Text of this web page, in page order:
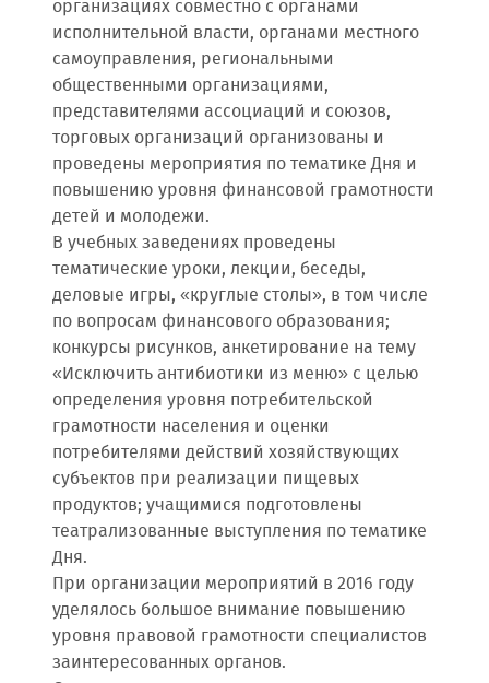
организациях совместно с органами
исполнительной власти, органами местного
самоуправления, региональными
общественными организациями,
представителями ассоциаций и союзов,
торговых организаций организованы и
проведены мероприятия по тематике Дня и
повышению уровня финансовой грамотности
детей и молодежи.
В учебных заведениях проведены
тематические уроки, лекции, беседы,
деловые игры, «круглые столы», в том числе
по вопросам финансового образования;
конкурсы рисунков, анкетирование на тему
«Исключить антибиотики из меню» с целью
определения уровня потребительской
грамотности населения и оценки
потребителями действий хозяйствующих
субъектов при реализации пищевых
продуктов; учащимися подготовлены
театрализованные выступления по тематике
Дня.
При организации мероприятий в 2016 году
уделялось большое внимание повышению
уровня правовой грамотности специалистов
заинтересованных органов.